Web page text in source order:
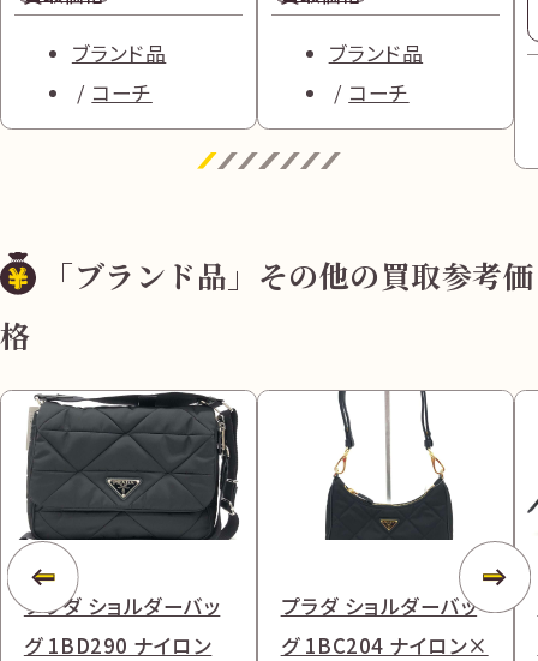
ブランド品
コーチ
ブランド品
コーチ
「ブランド品」その他の買取参考価
格
プラダ ショルダーバッ
グ 1BD290 ナイロン
プラダ ショルダーバッ
グ 1BC204 ナイロン×